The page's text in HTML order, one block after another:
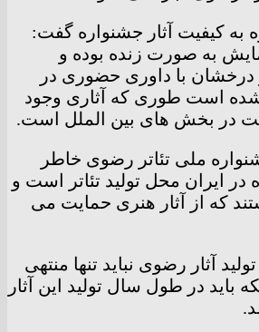
به کیفیت آثار جشنواره گفت:
به صورت زنده بوده و
درخشان با داوری حضوری در
شده است طوری که آثاری وجود
در بخش های بین الملل است.
ملی تئاتر رضوی خاطر
ایران محل تولید تئاتر است و
که از آثار هنری حمایت می
آثار رضوی نباید تنها منتهی
باید در طول سال تولید این آثار